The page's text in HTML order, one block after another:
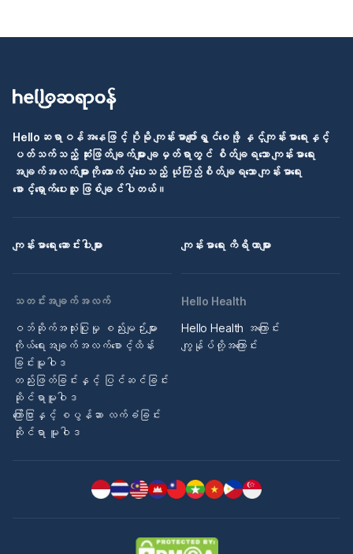
Helloဆရာဝန်အနေဖြင့် ပိုမို ကျန်းမာပျော်ရွှင်စေဖို့ နှင့်ကျန်းမာရေးနှင့်
ပတ်သက်သည့် ဆုံးဖြတ်ချက်များ ချမှတ်ရာတွင် စိတ်ချရသော ကျန်းမာရေး
အချက်အလက်များကို ထောက်ပံ့ပေးသည့် ယုံကြည်စိတ်ချရသော ကျန်းမာရေး
စောင့်ရှောက်ပေးသူ ဖြစ်ချင်ပါတယ်။
ကျန်းမာရေး ဆောင်းပါးများ ကျန်းမာရေး ကိရိယာများ
သတင်းအချက်အလက်
ဝဘ်ဆိုက်အသုံးပြုမှု စည်းမျဉ်းများ
ကိုယ်ရေးအချက်အလက်စောင့်ထိန်း
ခြင်းမူဝါဒ
တည်းဖြတ်ခြင်းနှင့် ပြင်ဆင်ခြင်း
ဆိုင်ရာမူဝါဒ
ကြော်ငြာနှင့် စပွန်ဆာ လက်ခံခြင်း
ဆိုင်ရာ မူဝါဒ
Hello Health
Hello Health အကြောင်း
ကျွန်ုပ်တို့အကြောင်း